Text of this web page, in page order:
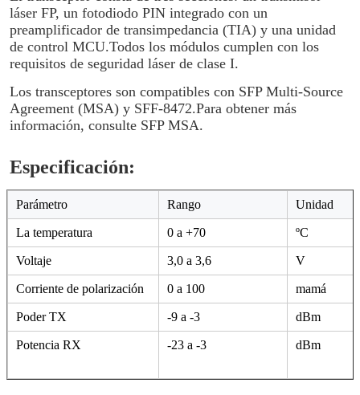
Los transceptores 100G son módulos rentables y de alto
rendimiento que admiten una velocidad de datos dual de
100G QSFP28 1294~1310NM SM 10KM LC LWDM.
El transceptor consta de tres secciones: un transmisor
láser FP, un fotodiodo PIN integrado con un
de control MCU.Todos los módulos cumplen con los